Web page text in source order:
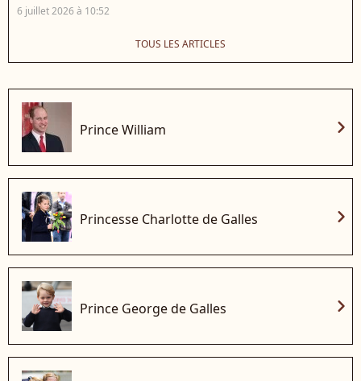
6 juillet 2026 à 10:52
TOUS LES ARTICLES
Prince William chevron_right
Princesse Charlotte de Galles chevron_right
Prince George de Galles chevron_right